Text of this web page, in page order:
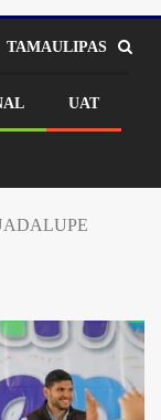
TAMAULIPAS
UAT